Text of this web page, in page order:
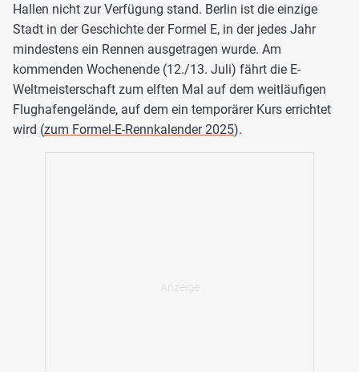
Hallen nicht zur Verfügung stand. Berlin ist die einzige
Stadt in der Geschichte der Formel E, in der jedes Jahr
mindestens ein Rennen ausgetragen wurde. Am
kommenden Wochenende (12./13. Juli) fährt die E-
Weltmeisterschaft zum elften Mal auf dem weitläufigen
Flughafengelände, auf dem ein temporärer Kurs errichtet
wird (zum Formel-E-Rennkalender 2025).